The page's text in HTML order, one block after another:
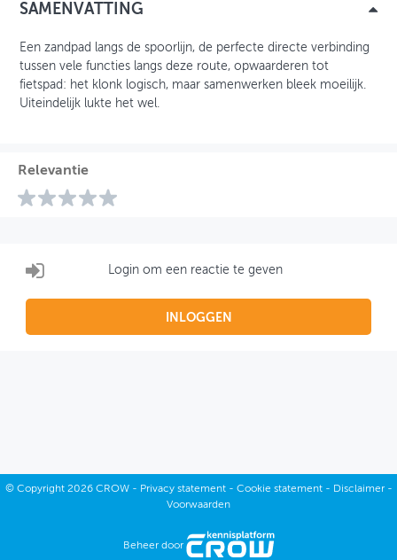
SAMENVATTING
Een zandpad langs de spoorlijn, de perfecte directe verbinding
tussen vele functies langs deze route, opwaarderen tot
fietspad: het klonk logisch, maar samenwerken bleek moeilijk.
Uiteindelijk lukte het wel.
Relevantie
Login om een reactie te geven
INLOGGEN
© Copyright2026 CROW - Privacy statement- Cookie statement- Disclaimer-
Voorwaarden
Beheer door